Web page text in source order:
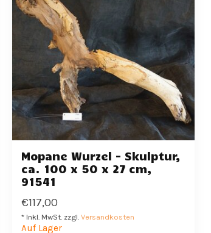
Mopane Wurzel - Skulptur,
ca. 100 x 50 x 27 cm,
91541
€117,00
* Inkl. MwSt. zzgl. Versandkosten
Auf Lager